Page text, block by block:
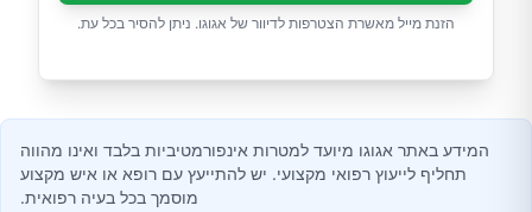
הזנת מייל מאשרת הצטרפות לדיוור של אגוגו. ניתן להסיר בכל עת.
המידע באתר אגוגו מיועד למטרות אינפורמטיביות בלבד ואינו מהווה
תחליף לייעוץ רפואי מקצועי. יש להתייעץ עם רופא או איש מקצוע
מוסמך בכל בעיה רפואית.